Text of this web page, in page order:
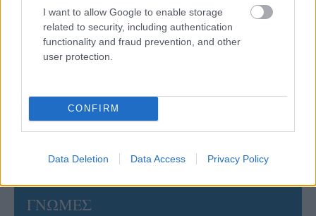
I want to allow Google to enable storage
related to security, including authentication
functionality and fraud prevention, and other
user protection.
CONFIRM
Data Deletion Data Access Privacy Policy
05/08/2026
Ισόπαλο το πρωτο φιλικό τεστ της Εθνικής στο
Ουρμπίνο
Προς στρατηγική συνεργασία ΠΑΣΑΠΠ και
Πανεπιστημίου Πατρών
ΓΝΩΜΕΣ